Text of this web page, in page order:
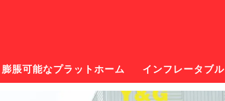
膨脹可能なプラットホーム インフレータブル